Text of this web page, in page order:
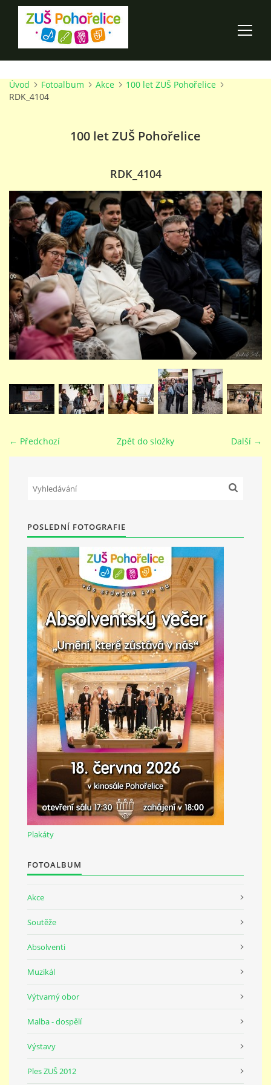
ÚVOD
O ŠKOLE
PRO RODIČE
TALENTOVÉ ZKOUŠKY
STUDIJNÍ OBORY
GALERIE
PEDAGOGICKÝ SBOR
DOKUMENTY / KE STAŽENÍ
KURZY
KONTAKTY
PŘÍMĚSTSKÝ TÁBOR
MISS VÝTVARNÝ MODEL
ZAMĚSTNÁNÍ
DOTACE
GDPR
ZUŠ Pohořelice
Školní 462
Pohořelice
691 23
Úvod Fotoalbum Akce
100 let ZUŠ Pohořelice
RDK_4104
100 let ZUŠ Pohořelice
RDK_4104
← Předchozí Další →
Zpět do složky
POSLEDNÍ FOTOGRAFIE
Plakáty
FOTOALBUM
Akce
Soutěže
Absolventi
Muzikál
Výtvarný obor
Malba - dospělí
Výstavy
Ples ZUŠ 2012